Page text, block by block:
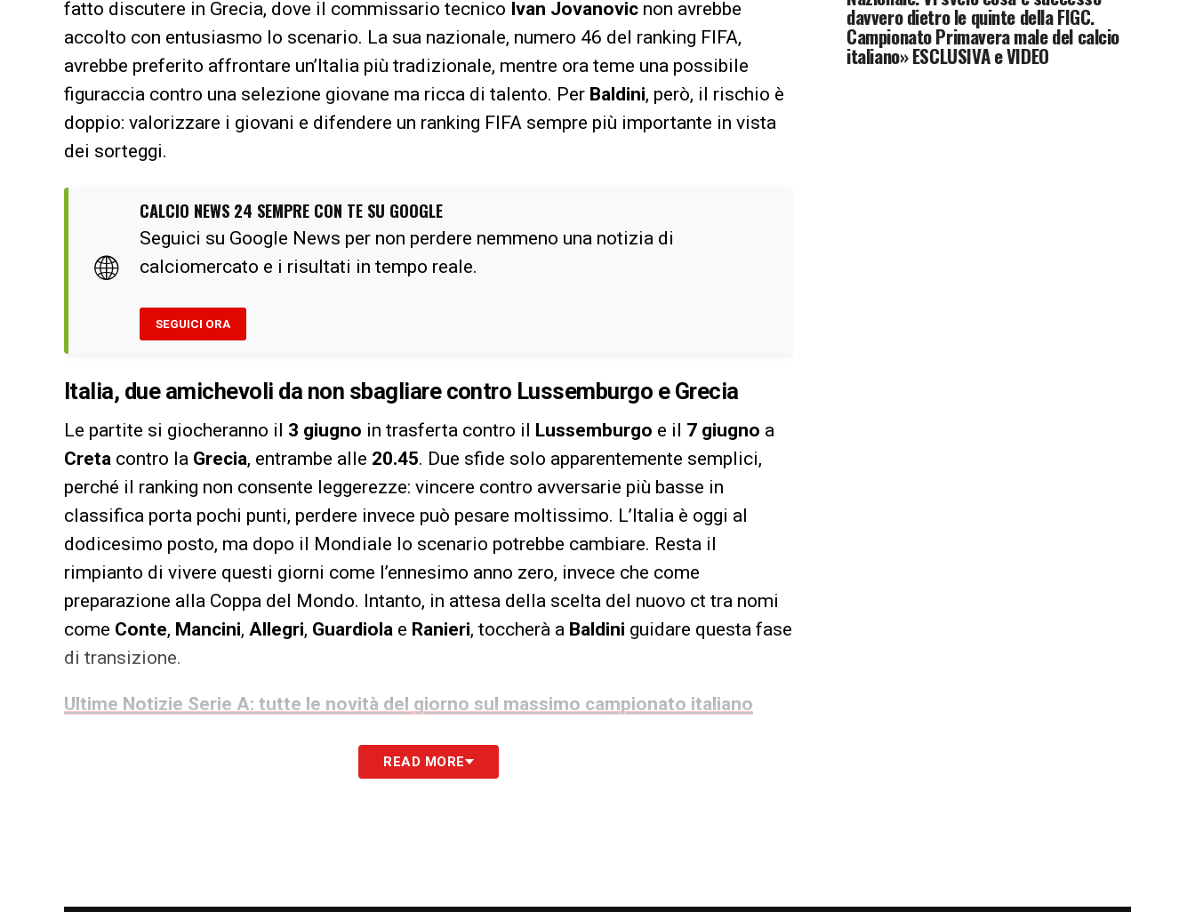
fatto discutere in Grecia, dove il commissario tecnico Ivan Jovanovic non avrebbe
accolto con entusiasmo lo scenario. La sua nazionale, numero 46 del ranking FIFA,
avrebbe preferito affrontare un’Italia più tradizionale, mentre ora teme una possibile
figuraccia contro una selezione giovane ma ricca di talento. Per Baldini, però, il rischio è
doppio: valorizzare i giovani e difendere un ranking FIFA sempre più importante in vista
dei sorteggi.
🌐
CALCIO NEWS 24 SEMPRE CON TE SU GOOGLE
Seguici su Google News per non perdere nemmeno una notizia di
calciomercato e i risultati in tempo reale.
SEGUICI ORA
Italia, due amichevoli da non sbagliare contro Lussemburgo e Grecia
Le partite si giocheranno il 3 giugno in trasferta contro il Lussemburgo e il 7 giugno a
Creta contro la Grecia, entrambe alle 20.45. Due sfide solo apparentemente semplici,
perché il ranking non consente leggerezze: vincere contro avversarie più basse in
classifica porta pochi punti, perdere invece può pesare moltissimo. L’Italia è oggi al
dodicesimo posto, ma dopo il Mondiale lo scenario potrebbe cambiare. Resta il
rimpianto di vivere questi giorni come l’ennesimo anno zero, invece che come
preparazione alla Coppa del Mondo. Intanto, in attesa della scelta del nuovo ct tra nomi
come Conte, Mancini, Allegri, Guardiola e Ranieri, toccherà a Baldini guidare questa fase
di transizione.
Ultime Notizie Serie A: tutte le novità del giorno sul massimo campionato italiano
Italia, la possibile lista di Baldini: da Donnarumma a Inacio
Bartesaghi,Ahanor,Ndour,Casadei,Koleoshoe il diciottenneSamuele Inacio, oggi al
READ MORE
davvero dietro le quinte della FIGC.
Campionato Primavera male del calcio
italiano» ESCLUSIVA e VIDEO